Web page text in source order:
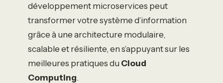
développement microservices peut
transformer votre système d’information
grâce à une architecture modulaire,
scalable et résiliente, en s’appuyant sur les
meilleures pratiques du Cloud
Computing.